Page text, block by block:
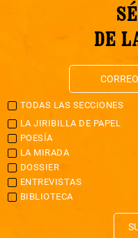
DE
TODAS LAS SECCIONES
LA JIRIBILLA DE PAPEL
POESÍA
LA MIRADA
DOSSIER
ENTREVISTAS
BIBLIOTECA